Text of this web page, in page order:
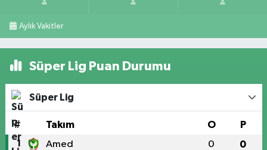
Aylık Vakitler
Süper Lig Puan Durumu
Süper Lig
# Takım O P
1 Amed 0 0